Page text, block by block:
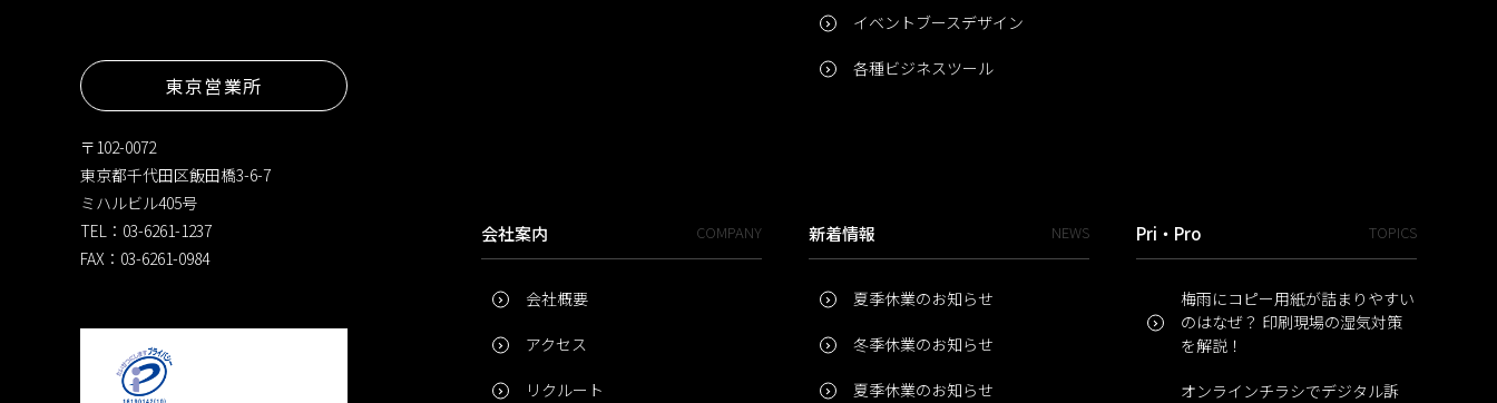
東京営業所
〒102-0072
東京都千代田区飯田橋3-6-7
ミハルビル405号
TEL：03-6261-1237
FAX：03-6261-0984
イベントブースデザイン
各種ビジネスツール
会社案内 COMPANY
会社概要
アクセス
リクルート
新着情報 NEWS
夏季休業のお知らせ
冬季休業のお知らせ
夏季休業のお知らせ
Pri・Pro TOPICS
梅雨にコピー用紙が詰まりやすい
のはなぜ？ 印刷現場の湿気対策
を解説！
オンラインチラシでデジタル訴